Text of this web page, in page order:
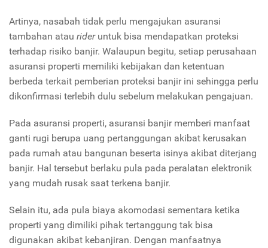
Artinya, nasabah tidak perlu mengajukan asuransi
tambahan atau rider untuk bisa mendapatkan proteksi
terhadap risiko banjir. Walaupun begitu, setiap perusahaan
asuransi properti memiliki kebijakan dan ketentuan
berbeda terkait pemberian proteksi banjir ini sehingga perlu
dikonfirmasi terlebih dulu sebelum melakukan pengajuan.
Pada asuransi properti, asuransi banjir memberi manfaat
ganti rugi berupa uang pertanggungan akibat kerusakan
pada rumah atau bangunan beserta isinya akibat diterjang
banjir. Hal tersebut berlaku pula pada peralatan elektronik
yang mudah rusak saat terkena banjir.
Selain itu, ada pula biaya akomodasi sementara ketika
properti yang dimiliki pihak tertanggung tak bisa
digunakan akibat kebanjiran. Dengan manfaatnya